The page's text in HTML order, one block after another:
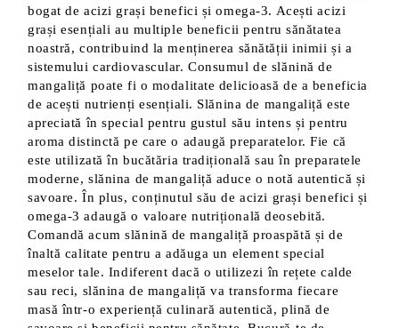
bogat de acizi grași benefici și omega-3. Acești acizi
grași esențiali au multiple beneficii pentru sănătatea
noastră, contribuind la menținerea sănătății inimii și a
sistemului cardiovascular. Consumul de slănină de
mangaliță poate fi o modalitate delicioasă de a beneficia
de acești nutrienți esențiali. Slănina de mangaliță este
apreciată în special pentru gustul său intens și pentru
aroma distinctă pe care o adaugă preparatelor. Fie că
este utilizată în bucătăria tradițională sau în preparatele
moderne, slănina de mangaliță aduce o notă autentică și
savoare. În plus, conținutul său de acizi grași benefici și
omega-3 adaugă o valoare nutrițională deosebită.
Comandă acum slănină de mangaliță proaspătă și de
înaltă calitate pentru a adăuga un element special
meselor tale. Indiferent dacă o utilizezi în rețete calde
sau reci, slănina de mangaliță va transforma fiecare
masă într-o experiență culinară autentică, plină de